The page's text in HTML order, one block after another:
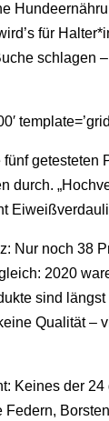
für
schlagen
fünf
durch.
Nur noch 38
2020
sind
Qualität –
Keines der
Federn,